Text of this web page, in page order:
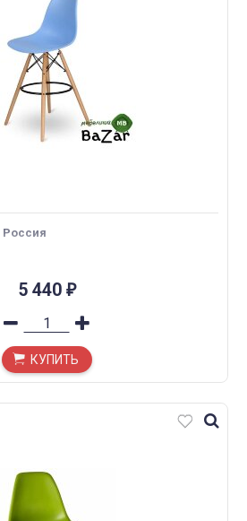
Россия
5 440 ₽
КУПИТЬ